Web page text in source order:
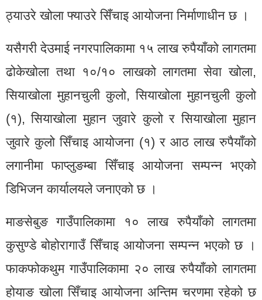
ठ्याउरे खोला फ्याउरे सिँचाइ आयोजना निर्माणाधीन छ ।
यसैगरी देउमाई नगरपालिकामा १५ लाख रुपैयाँको लागतमा
ढोकेखोला तथा १०/१० लाखको लागतमा सेवा खोला,
सियाखोला मुहानचुली कुलो, सियाखोला मुहानचुली कुलो
(१), सियाखोला मुहान जुवारे कुलो र सियाखोला मुहान
जुवारे कुलो सिँचाइ आयोजना (१) र आठ लाख रुपैयाँको
लगानीमा फाप्लुङम्बा सिँचाइ आयोजना सम्पन्न भएको
डिभिजन कार्यालयले जनाएको छ ।
माङसेबुङ गाउँपालिकामा १० लाख रुपैयाँको लागतमा
कुसुण्डे बोहोरागाउँ सिँचाइ आयोजना सम्पन्न भएको छ ।
फाकफोकथुम गाउँपालिकामा २० लाख रुपैयाँको लागतमा
होयाङ खोला सिँचाइ आयोजना अन्तिम चरणमा रहेको छ